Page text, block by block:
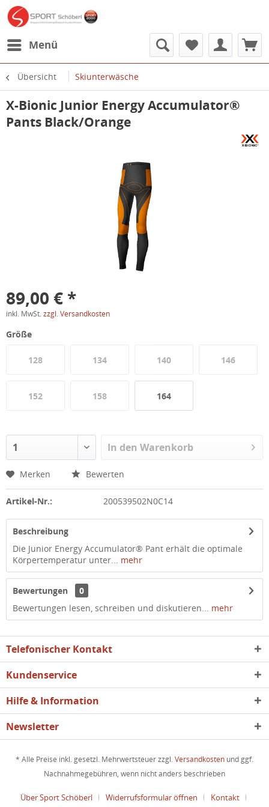
Menü
Übersicht Skiunterwäsche
X-Bionic Junior Energy Accumulator®
Pants Black/Orange
89,00 € *
inkl. MwSt. zzgl. Versandkosten
Größe
128 134 140 146
152 158 164
In den Warenkorb
Merken Bewerten
Artikel-Nr.: 200539502N0C14
Beschreibung
Die Junior Energy Accumulator® Pant erhält die optimale
Körpertemperatur unter... mehr
Bewertungen
0
Bewertungen lesen, schreiben und diskutieren... mehr
Telefonischer Kontakt
Kundenservice
Hilfe & Information
Newsletter
* Alle Preise inkl. gesetzl. Mehrwertsteuer zzgl. Versandkosten und ggf.
Nachnahmegebühren, wenn nicht anders beschrieben
Über Sport Schöberl Widerrufsformular öffnen Kontakt